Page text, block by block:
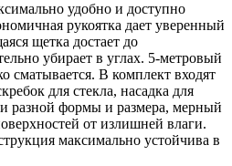
удобно и доступно
рукоятка дает уверенный
щетка достает до
убирает в углах. 5-метровый
сматывается. В комплект входят
для стекла, насадка для
разной формы и размера, мерный
от излишней влаги.
максимально устойчива в